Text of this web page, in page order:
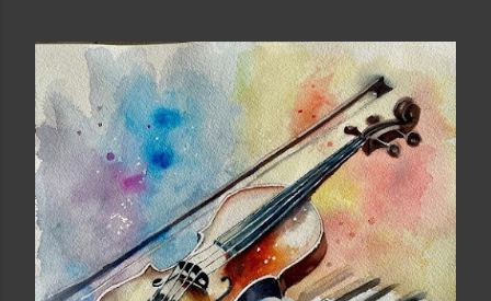
t
i
c
l
e
s